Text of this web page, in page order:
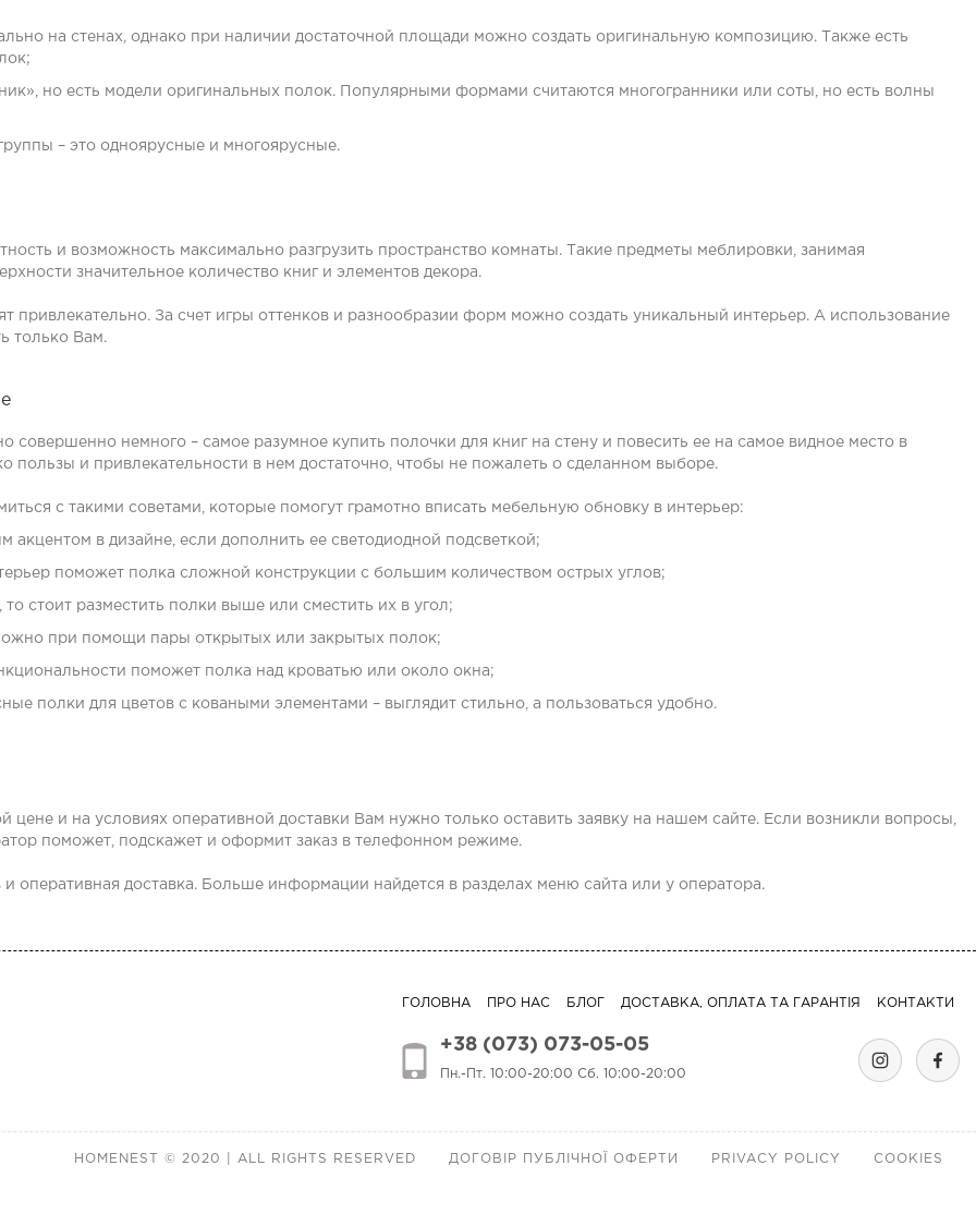
на стенах, однако при наличии достаточной площади можно создать оригинальную композицию. Также есть
но есть модели оригинальных полок. Популярными формами считаются многогранники или соты, но есть волны
– это одноярусные и многоярусные.
и возможность максимально разгрузить пространство комнаты. Такие предметы меблировки, занимая
значительное количество книг и элементов декора.
привлекательно. За счет игры оттенков и разнообразии форм можно создать уникальный интерьер. А использование
только Вам.
совершенно немного – самое разумное купить полочки для книг на стену и повесить ее на самое видное место в
пользы и привлекательности в нем достаточно, чтобы не пожалеть о сделанном выборе.
с такими советами, которые помогут грамотно вписать мебельную обновку в интерьер:
в дизайне, если дополнить ее светодиодной подсветкой;
поможет полка сложной конструкции с большим количеством острых углов;
стоит разместить полки выше или сместить их в угол;
при помощи пары открытых или закрытых полок;
поможет полка над кроватью или около окна;
полки для цветов с коваными элементами – выглядит стильно, а пользоваться удобно.
цене и на условиях оперативной доставки Вам нужно только оставить заявку на нашем сайте. Если возникли вопросы,
поможет, подскажет и оформит заказ в телефонном режиме.
оперативная доставка. Больше информации найдется в разделах меню сайта или у оператора.
ГОЛОВНА ПРО НАС БЛОГ ДОСТАВКА, ОПЛАТА ТА ГАРАНТІЯ КОНТАКТИ
+38 (073) 073-05-05
Пн.-Пт. 10:00-20:00 Сб. 10:00-20:00
COOKIES
PRIVACY POLICY
ДОГОВІР ПУБЛІЧНОЇ ОФЕРТИ
HOMENEST © 2020 | ALL RIGHTS RESERVED